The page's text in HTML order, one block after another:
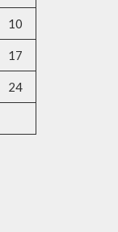
10
17
24